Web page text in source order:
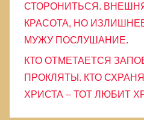
СТОРОНИТЬСЯ.
КРАСОТА, НО
МУЖУ ПОСЛУШАНИЕ.
КТО ОТМЕТАЕТСЯ
ПРОКЛЯТЫ. КТО
ХРИСТА – ТОТ ЛЮБИТ